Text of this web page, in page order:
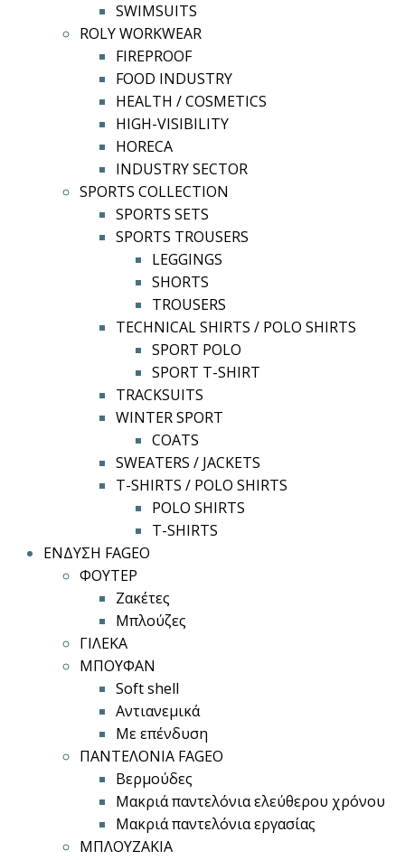
SWIMSUITS
ROLY WORKWEAR
FIREPROOF
FOOD INDUSTRY
HEALTH / COSMETICS
HIGH-VISIBILITY
HORECA
INDUSTRY SECTOR
SPORTS COLLECTION
SPORTS SETS
SPORTS TROUSERS
LEGGINGS
SHORTS
TROUSERS
TECHNICAL SHIRTS / POLO SHIRTS
SPORT POLO
SPORT T-SHIRT
TRACKSUITS
WINTER SPORT
COATS
SWEATERS / JACKETS
T-SHIRTS / POLO SHIRTS
POLO SHIRTS
T-SHIRTS
ΕΝΔΥΣΗ FAGEO
ΦΟΥΤΕΡ
Ζακέτες
Μπλούζες
ΓΙΛΕΚΑ
ΜΠΟΥΦΑΝ
Soft shell
Αντιανεμικά
Με επένδυση
ΠΑΝΤΕΛΟΝΙΑ FAGEO
Βερμούδες
Μακριά παντελόνια ελεύθερου χρόνου
Μακριά παντελόνια εργασίας
ΜΠΛΟΥΖΑΚΙΑ